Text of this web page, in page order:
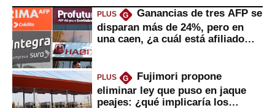
PLUS G
Ganancias de tres AFP se
disparan más de 24%, pero en
una caen, ¿a cuál está afiliado
PLUS G
Fujimori propone
eliminar ley que puso en jaque
peajes: ¿qué implicaría los